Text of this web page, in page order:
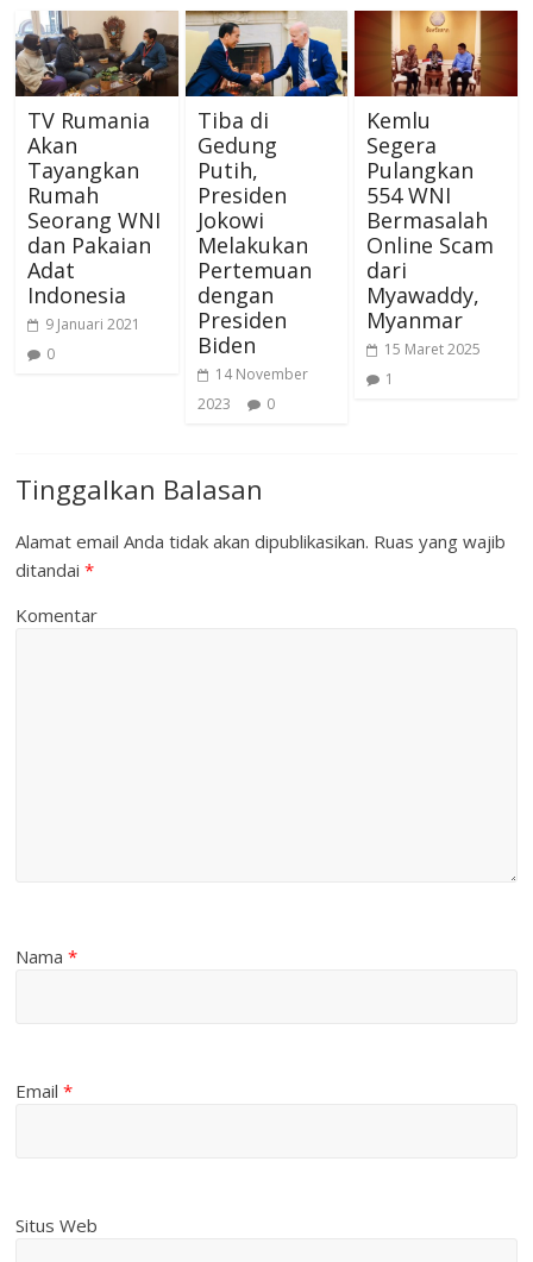
TV Rumania
Akan
Tayangkan
Rumah
Seorang WNI
dan Pakaian
Adat
Indonesia
9 Januari 2021
0
Tiba di
Gedung
Putih,
Presiden
Jokowi
Melakukan
Pertemuan
dengan
Presiden
Biden
14 November
2023
0
Kemlu
Segera
Pulangkan
554 WNI
Bermasalah
Online Scam
dari
Myawaddy,
Myanmar
15 Maret 2025
1
Tinggalkan Balasan
Alamat email Anda tidak akan dipublikasikan. Ruas yang wajib
ditandai*
Komentar
Nama*
Email*
Situs Web